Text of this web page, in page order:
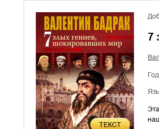
ТЕКСТ
7